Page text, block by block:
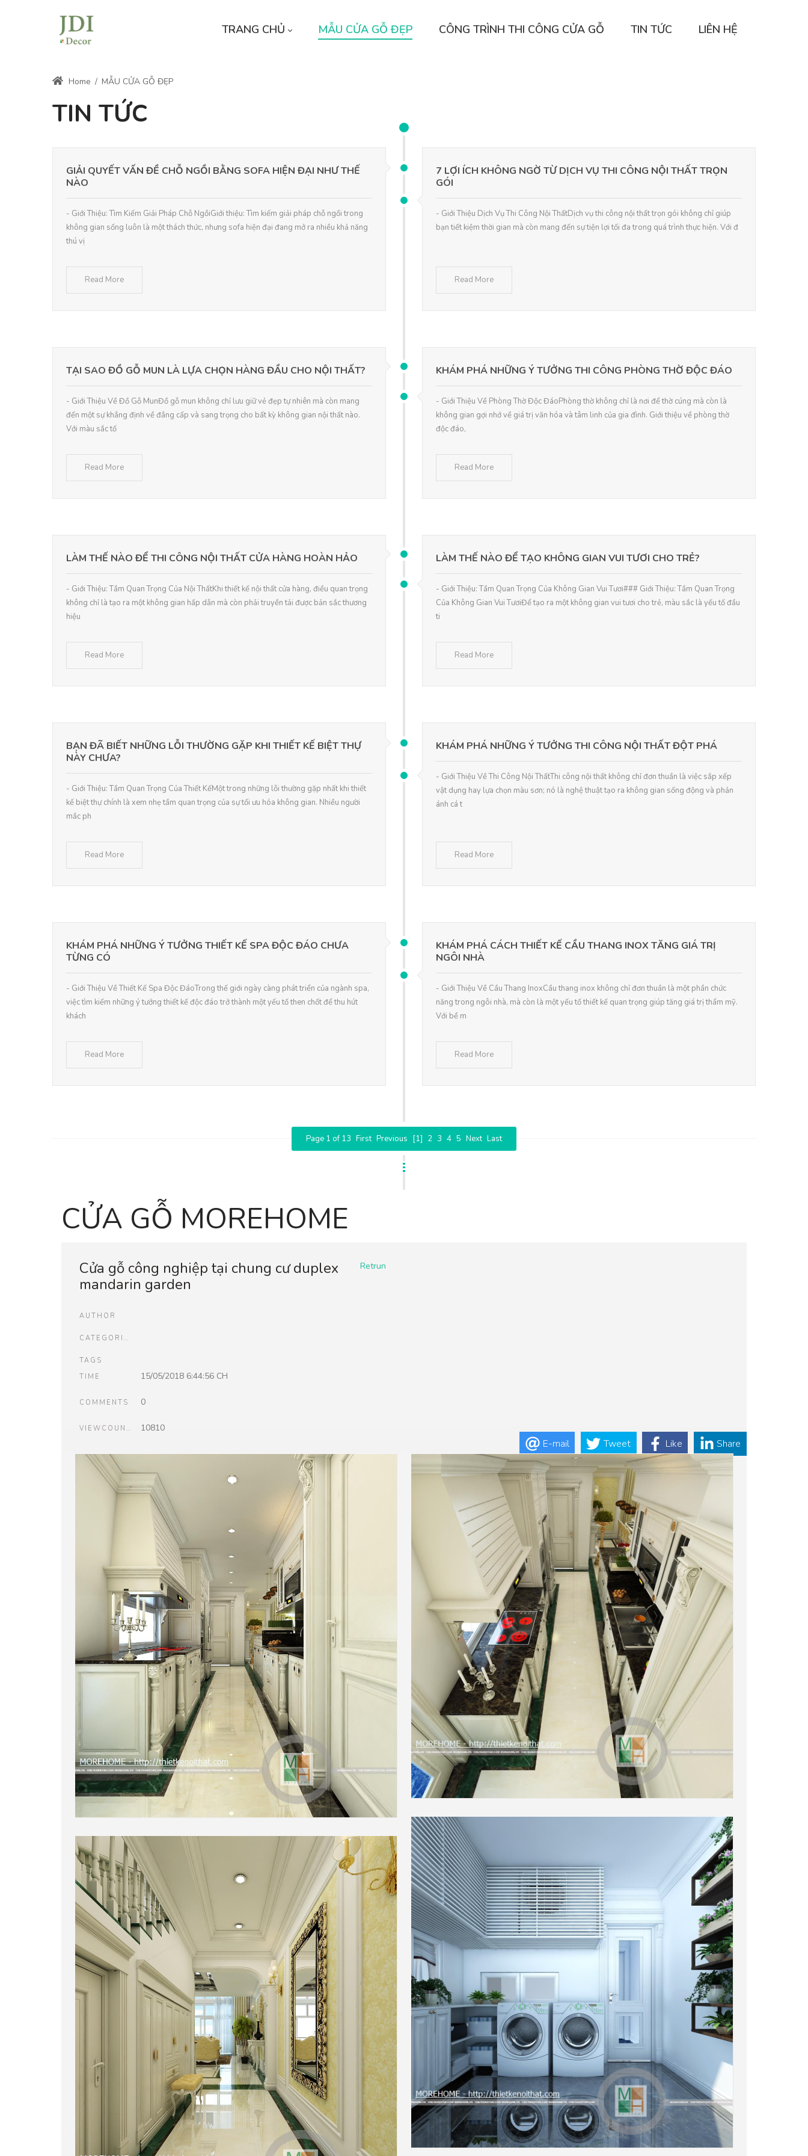
TRANG CHỦ MẪU CỬA GỖ ĐẸP CÔNG TRÌNH THI CÔNG CỬA GỖ TIN TỨC LIÊN HỆ
Home / MẪU CỬA GỖ ĐẸP
TIN TỨC
GIẢI QUYẾT VẤN ĐỀ CHỖ NGỒI BẰNG SOFA HIỆN ĐẠI NHƯ THẾ
NÀO
- Giới Thiệu: Tìm Kiếm Giải Pháp Chỗ NgồiGiới thiệu: Tìm kiếm giải pháp chỗ ngồi trong
không gian sống luôn là một thách thức, nhưng sofa hiện đại đang mở ra nhiều khả năng
thú vị
Read More
7 LỢI ÍCH KHÔNG NGỜ TỪ DỊCH VỤ THI CÔNG NỘI THẤT TRỌN
GÓI
- Giới Thiệu Dịch Vụ Thi Công Nội ThấtDịch vụ thi công nội thất trọn gói không chỉ giúp
bạn tiết kiệm thời gian mà còn mang đến sự tiện lợi tối đa trong quá trình thực hiện. Với đ
Read More
TẠI SAO ĐỒ GỖ MUN LÀ LỰA CHỌN HÀNG ĐẦU CHO NỘI THẤT?
- Giới Thiệu Về Đồ Gỗ MunĐồ gỗ mun không chỉ lưu giữ vẻ đẹp tự nhiên mà còn mang
đến một sự khẳng định về đẳng cấp và sang trọng cho bất kỳ không gian nội thất nào.
Với màu sắc tố
Read More
KHÁM PHÁ NHỮNG Ý TƯỞNG THI CÔNG PHÒNG THỜ ĐỘC ĐÁO
- Giới Thiệu Về Phòng Thờ Độc ĐáoPhòng thờ không chỉ là nơi để thờ cúng mà còn là
không gian gợi nhớ về giá trị văn hóa và tâm linh của gia đình. Giới thiệu về phòng thờ
độc đáo,
Read More
LÀM THẾ NÀO ĐỂ THI CÔNG NỘI THẤT CỬA HÀNG HOÀN HẢO
- Giới Thiệu: Tầm Quan Trọng Của Nội ThấtKhi thiết kế nội thất cửa hàng, điều quan trọng
không chỉ là tạo ra một không gian hấp dẫn mà còn phải truyền tải được bản sắc thương
hiệu
Read More
LÀM THẾ NÀO ĐỂ TẠO KHÔNG GIAN VUI TƯƠI CHO TRẺ?
- Giới Thiệu: Tầm Quan Trọng Của Không Gian Vui Tươi### Giới Thiệu: Tầm Quan Trọng
Của Không Gian Vui TươiĐể tạo ra một không gian vui tươi cho trẻ, màu sắc là yếu tố đầu
ti
Read More
BẠN ĐÃ BIẾT NHỮNG LỖI THƯỜNG GẶP KHI THIẾT KẾ BIỆT THỰ
NÀY CHƯA?
- Giới Thiệu: Tầm Quan Trọng Của Thiết KếMột trong những lỗi thường gặp nhất khi thiết
kế biệt thự chính là xem nhẹ tầm quan trọng của sự tối ưu hóa không gian. Nhiều người
mắc ph
Read More
KHÁM PHÁ NHỮNG Ý TƯỞNG THI CÔNG NỘI THẤT ĐỘT PHÁ
- Giới Thiệu Về Thi Công Nội ThấtThi công nội thất không chỉ đơn thuần là việc sắp xếp
vật dụng hay lựa chọn màu sơn; nó là nghệ thuật tạo ra không gian sống động và phản
ánh cá t
Read More
KHÁM PHÁ NHỮNG Ý TƯỞNG THIẾT KẾ SPA ĐỘC ĐÁO CHƯA
TỪNG CÓ
- Giới Thiệu Về Thiết Kế Spa Độc ĐáoTrong thế giới ngày càng phát triển của ngành spa,
việc tìm kiếm những ý tưởng thiết kế độc đáo trở thành một yếu tố then chốt để thu hút
khách
Read More
KHÁM PHÁ CÁCH THIẾT KẾ CẦU THANG INOX TĂNG GIÁ TRỊ
NGÔI NHÀ
- Giới Thiệu Về Cầu Thang InoxCầu thang inox không chỉ đơn thuần là một phần chức
năng trong ngôi nhà, mà còn là một yếu tố thiết kế quan trọng giúp tăng giá trị thẩm mỹ.
Với bề m
Read More
Page 1 of 13 First Previous [1] 2 3 4 5 Next Last
CỬA GỖ MOREHOME
E-mail Tweet Like Share
Retrun
Cửa gỗ công nghiệp tại chung cư duplex
mandarin garden
AUTHOR
CATEGORIES
TAGS
TIME
15/05/2018 6:44:56 CH
COMMENTS 0
VIEWCOUNT 10810